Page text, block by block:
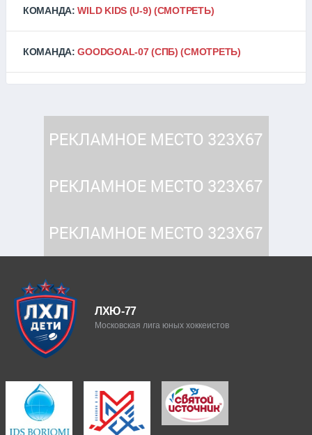
КОМАНДА:WILD KIDS (U-9) (СМОТРЕТЬ)
КОМАНДА:GOODGOAL-07 (СПБ) (СМОТРЕТЬ)
ЛХЮ-77
Московская лига юных хоккеистов